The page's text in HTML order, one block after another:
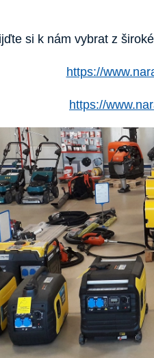
si k nám vybrat z
https://
https://